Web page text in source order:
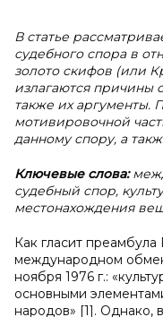
В статье
судебного спора в
золото скифов (или
излагаются причины
также их аргументы.
мотивировочной
данному спору, а
Ключевые слова:
судебный спор,
местонахождения
Как гласит
международном
ноября 1976 г.:
основными
народов» [1]. Однако,